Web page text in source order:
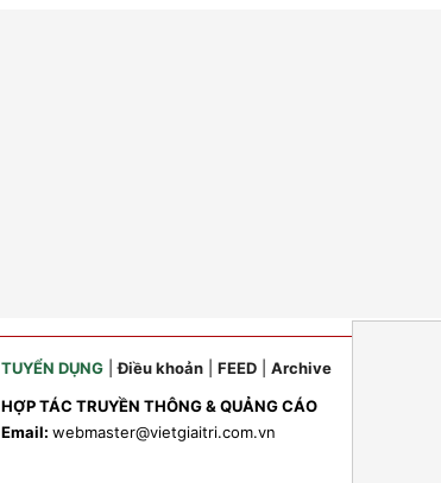
TUYỂN DỤNG|Điều khoản| FEED| Archive
HỢP TÁC TRUYỀN THÔNG & QUẢNG CÁO
Email: webmaster@vietgiaitri.com.vn